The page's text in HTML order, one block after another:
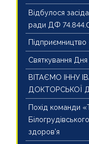
Відбулося
ради ДФ
Підприємництво
Святкування
ВІТАЄМО ІННУ
ДОКТОРСЬКОЇ
Похід команди
здоров’я